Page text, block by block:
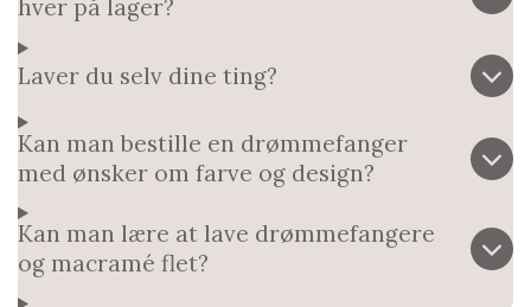
hver på lager?​
Laver du selv dine ting?
Kan man bestille en drømmefanger
med ønsker om farve og design?
Kan man lære at lave drømmefangere
og macramé flet?